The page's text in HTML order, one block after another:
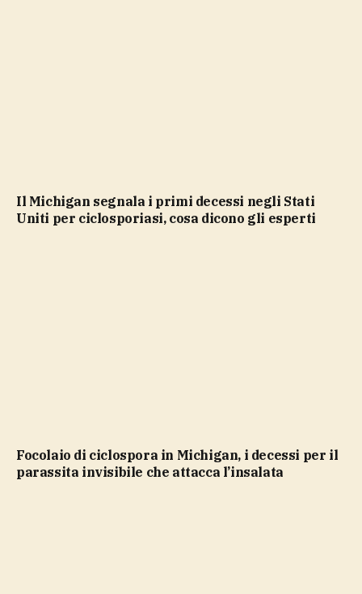
Il Michigan segnala i primi decessi negli Stati
Uniti per ciclosporiasi, cosa dicono gli esperti
Focolaio di ciclospora in Michigan, i decessi per il
parassita invisibile che attacca l’insalata